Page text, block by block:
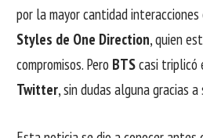
por la mayor cantidad interacciones
Styles de One Direction, quien
compromisos. Pero BTScasi triplicó
Twitter, sin dudas alguna gracias